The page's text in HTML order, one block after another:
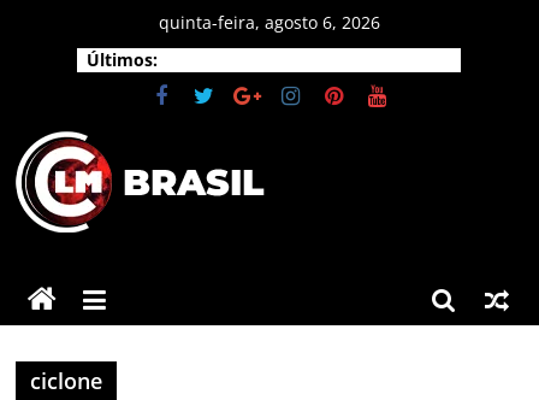
quinta-feira, agosto 6, 2026
Últimos:
CLM
Brasil
As
principais
notícias
ciclone